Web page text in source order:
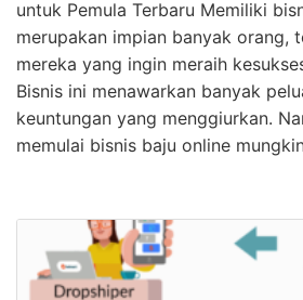
untuk Pemula Terbaru Memiliki
merupakan impian banyak orang,
mereka yang ingin meraih
Bisnis ini menawarkan banyak
keuntungan yang menggiurkan.
memulai bisnis baju online